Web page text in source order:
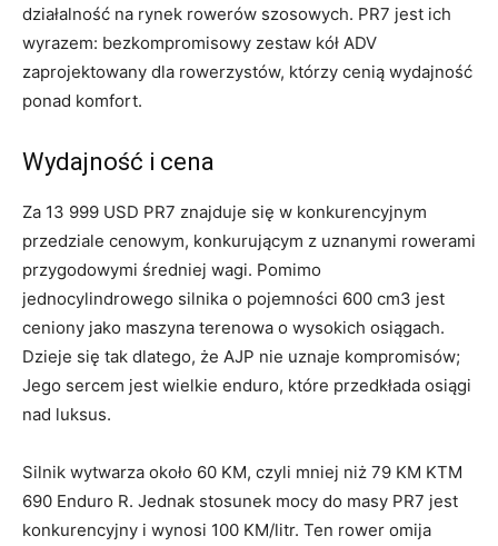
działalność na rynek rowerów szosowych. PR7 jest ich
wyrazem: bezkompromisowy zestaw kół ADV
zaprojektowany dla rowerzystów, którzy cenią wydajność
ponad komfort.
Wydajność i cena
Za 13 999 USD PR7 znajduje się w konkurencyjnym
przedziale cenowym, konkurującym z uznanymi rowerami
przygodowymi średniej wagi. Pomimo
jednocylindrowego silnika o pojemności 600 cm3 jest
ceniony jako maszyna terenowa o wysokich osiągach.
Dzieje się tak dlatego, że AJP nie uznaje kompromisów;
Jego sercem jest wielkie enduro, które przedkłada osiągi
nad luksus.
Silnik wytwarza około 60 KM, czyli mniej niż 79 KM KTM
690 Enduro R. Jednak stosunek mocy do masy PR7 jest
konkurencyjny i wynosi 100 KM/litr. Ten rower omija